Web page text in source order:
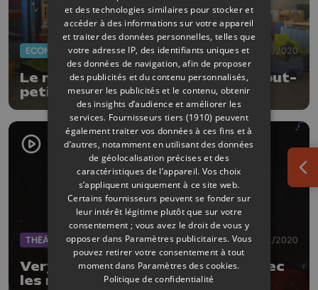
ECONOMIE 30/06/2020
Le nouveau terrain de jeux des tout-
petits !
THÉÂTRE 18/01/2020
Very Math Trip : se réconcilier avec
les maths
et des technologies similaires pour stocker et
accéder à des informations sur votre appareil
et traiter des données personnelles, telles que
votre adresse IP, des identifiants uniques et
des données de navigation, afin de proposer
des publicités et du contenu personnalisés,
mesurer les publicités et le contenu, obtenir
des insights d’audience et améliorer les
services. Fournisseurs tiers (1910) peuvent
également traiter vos données à ces fins et à
d’autres, notamment en utilisant des données
de géolocalisation précises et des
caractéristiques de l’appareil. Vos choix
s’appliquent uniquement à ce site web.
Certains fournisseurs peuvent se fonder sur
leur intérêt légitime plutôt que sur votre
consentement ; vous avez le droit de vous y
opposer dans Paramètres publicitaires. Vous
pouvez retirer votre consentement à tout
moment dans Paramètres des cookies.
Politique de confidentialité